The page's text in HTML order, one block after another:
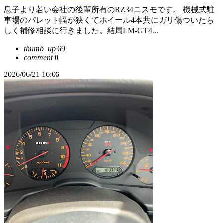
息子より若い会社の後輩所有のRZ34ニスモです。 機械式駐
車場のパレット幅が狭くてホイール4本共にガリ傷ついたら
しく補修相談に行きました。結局LM-GT4...
thumb_up 69
comment0
2026/06/21 16:06